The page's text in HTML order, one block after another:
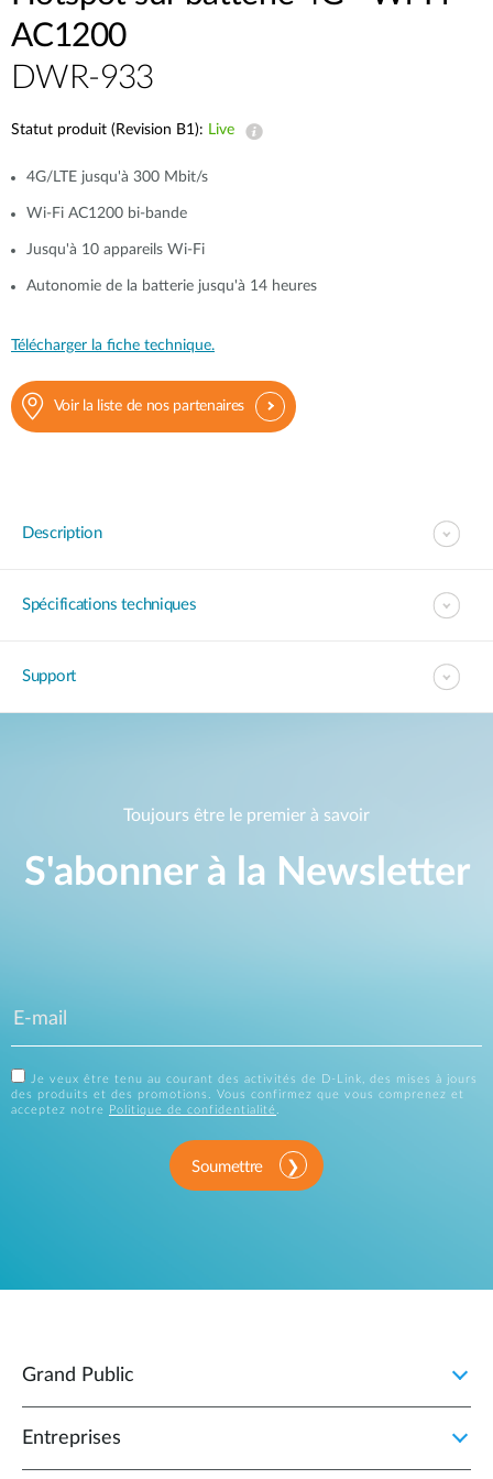
AC1200
DWR-933
Statut produit (Revision B1): Live
4G/LTE jusqu'à 300 Mbit/s
Wi-Fi AC1200 bi-bande
Jusqu'à 10 appareils Wi-Fi
Autonomie de la batterie jusqu'à 14 heures
Télécharger la fiche technique.
Voir la liste de nos partenaires
Description
Spécifications techniques
Support
Toujours être le premier à savoir
S'abonner à la Newsletter
Je veux être tenu au courant des activités de D-Link, des mises à jours
des produits et des promotions. Vous confirmez que vous comprenez et
acceptez notre
Politique de confidentialité.
Soumettre
Grand Public
Entreprises